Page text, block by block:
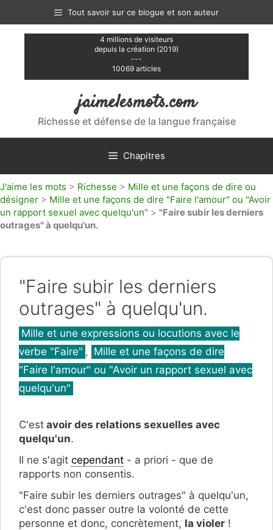
contenu
Tout savoir sur ce blogue et son auteur
4 millions de visiteurs
depuis la création (2019)
---
10069 articles
jaimelesmots.com
Richesse et défense de la langue française
Chapitres
J'aime les mots > Richesse > Mille et une façons de dire ou
désigner > Mille et une façons de dire "Faire l'amour" ou "Avoir
un rapport sexuel avec quelqu'un" > "Faire subir les derniers
outrages" à quelqu'un.
"Faire subir les derniers
outrages" à quelqu'un.
Catégories
Mille et une expressions ou locutions avec le
verbe "Faire" , Mille et une façons de dire
"Faire l'amour" ou "Avoir un rapport sexuel avec
quelqu'un"
C'est avoir des relations sexuelles avec
quelqu'un.
Il ne s'agit cependant - a priori - que de
rapports non consentis.
"Faire subir les derniers outrages" à quelqu'un,
c'est donc passer outre la volonté de cette
personne et donc, concrètement, la violer !